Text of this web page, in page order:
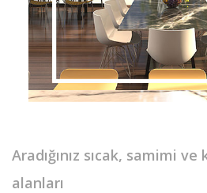
Aradığınız sıcak, samimi
alanları